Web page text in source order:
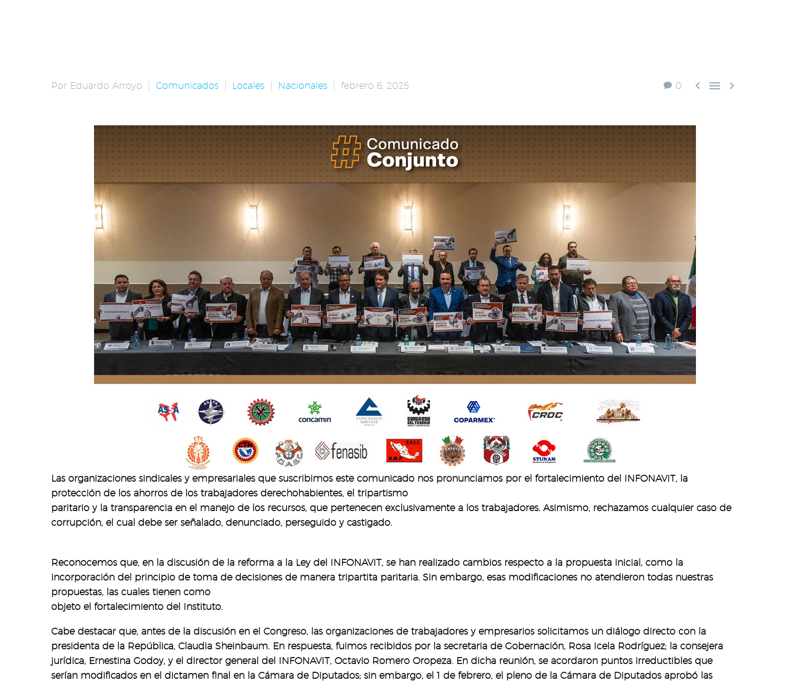
0   
Por Eduardo Arroyo Comunicados Locales Nacionales febrero 6, 2025
Las organizaciones sindicales y empresariales que suscribimos este comunicado nos pronunciamos por el fortalecimiento del INFONAVIT, la
protección de los ahorros de los trabajadores derechohabientes, el tripartismo
paritario y la transparencia en el manejo de los recursos, que pertenecen exclusivamente a los trabajadores. Asimismo, rechazamos cualquier caso de
corrupción, el cual debe ser señalado, denunciado, perseguido y castigado.
Reconocemos que, en la discusión de la reforma a la Ley del INFONAVIT, se han realizado cambios respecto a la propuesta inicial, como la
incorporación del principio de toma de decisiones de manera tripartita paritaria. Sin embargo, esas modificaciones no atendieron todas nuestras
propuestas, las cuales tienen como
objeto el fortalecimiento del Instituto.
Cabe destacar que, antes de la discusión en el Congreso, las organizaciones de trabajadores y empresarios solicitamos un diálogo directo con la
presidenta de la República, Claudia Sheinbaum. En respuesta, fuimos recibidos por la secretaria de Gobernación, Rosa Icela Rodríguez; la consejera
jurídica, Ernestina Godoy, y el director general del INFONAVIT, Octavio Romero Oropeza. En dicha reunión, se acordaron puntos irreductibles que
serían modificados en el dictamen final en la Cámara de Diputados; sin embargo, el 1 de febrero, el pleno de la Cámara de Diputados aprobó las